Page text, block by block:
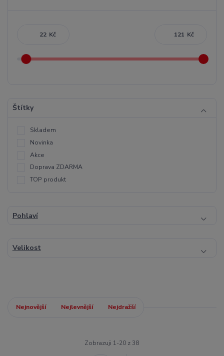
Kč Kč
Štítky
Skladem
Novinka
Akce
Doprava ZDARMA
TOP produkt
Pohlaví
Velikost
Nejnovější Nejlevnější Nejdražší
Zobrazuji 1-20 z 38